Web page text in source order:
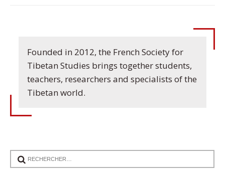
Founded in 2012, the French Society for
Tibetan Studies brings together students,
teachers, researchers and specialists of the
Tibetan world.